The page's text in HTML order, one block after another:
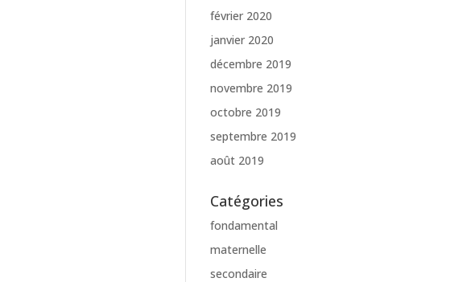
février 2020
janvier 2020
décembre 2019
novembre 2019
octobre 2019
septembre 2019
août 2019
Catégories
fondamental
maternelle
secondaire